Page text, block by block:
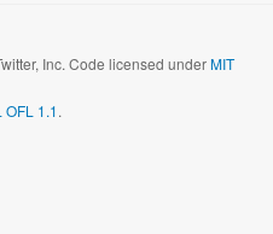
Inc. Code licensed underMIT
OFL 1.1.